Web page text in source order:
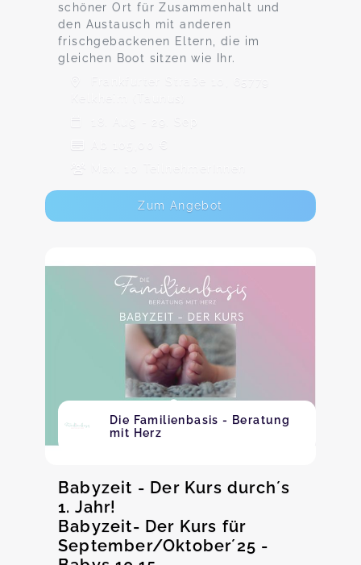
schöner Ort für Zusammenhalt und
den Austausch mit anderen
frischgebackenen Eltern, die im
gleichen Boot sitzen wie Ihr.
Frankfurter Straße 10, 65779
Kelkheim (Taunus)
18. Aug - 29. Sep
Ab 105,00 €
Max. 10 TeilnehmerInnen
Zum Angebot
Die Familienbasis - Beratung
mit Herz
Babyzeit - Der Kurs durch´s
1. Jahr!
Babyzeit- Der Kurs für
September/Oktober´25 -